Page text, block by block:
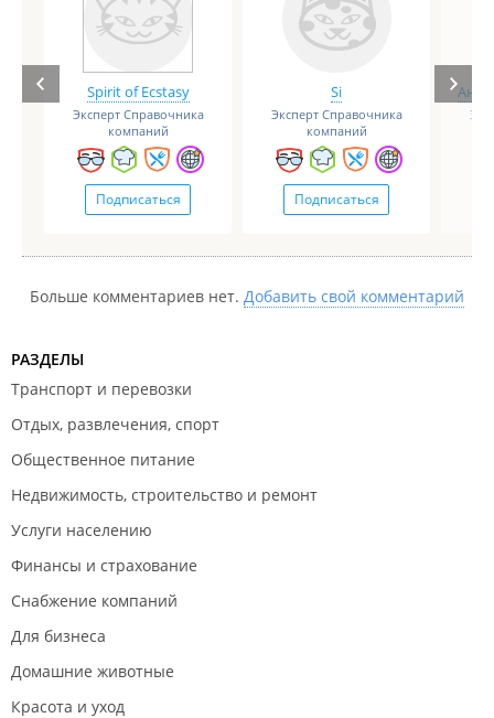
Spirit of Ecstasy
Эксперт Справочника
компаний
Подписаться
Si
Эксперт Справочника
компаний
Подписаться
Больше комментариев нет. Добавить свой комментарий
РАЗДЕЛЫ
Транспорт и перевозки
Отдых, развлечения, спорт
Общественное питание
Недвижимость, строительство и ремонт
Услуги населению
Финансы и страхование
Снабжение компаний
Для бизнеса
Домашние животные
Красота и уход